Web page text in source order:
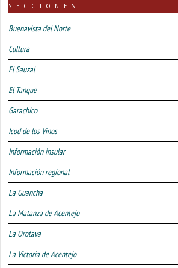
SECCIONES
Buenavista del Norte
Cultura
El Sauzal
El Tanque
Garachico
Icod de los Vinos
Información insular
Información regional
La Guancha
La Matanza de Acentejo
La Orotava
La Victoria de Acentejo